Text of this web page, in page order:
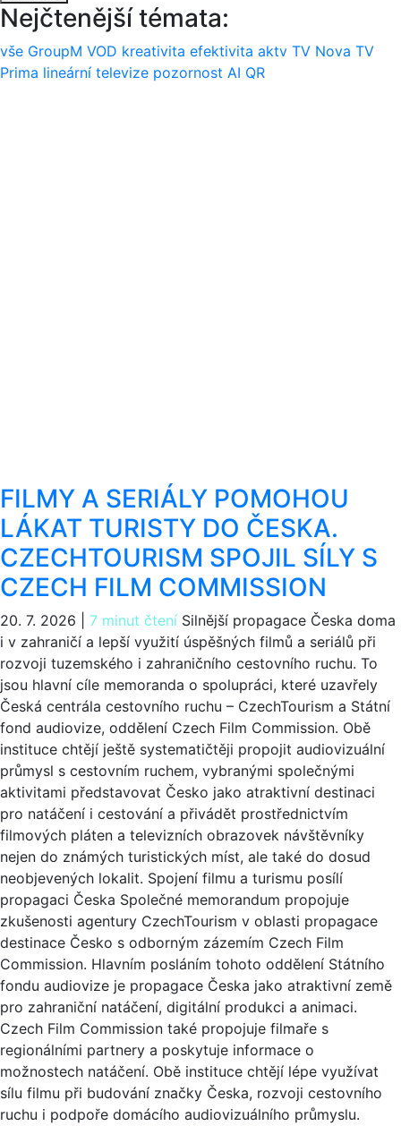
Nejčtenější témata:
vše GroupM VOD kreativita efektivita aktv TV Nova TV
Prima lineární televize pozornost AI QR
FILMY A SERIÁLY POMOHOU
LÁKAT TURISTY DO ČESKA.
CZECHTOURISM SPOJIL SÍLY S
CZECH FILM COMMISSION
20. 7. 2026 7 minut čtení Silnější propagace Česka doma
i v zahraničí a lepší využití úspěšných filmů a seriálů při
rozvoji tuzemského i zahraničního cestovního ruchu. To
jsou hlavní cíle memoranda o spolupráci, které uzavřely
Česká centrála cestovního ruchu – CzechTourism a Státní
fond audiovize, oddělení Czech Film Commission. Obě
instituce chtějí ještě systematičtěji propojit audiovizuální
průmysl s cestovním ruchem, vybranými společnými
aktivitami představovat Česko jako atraktivní destinaci
pro natáčení i cestování a přivádět prostřednictvím
filmových pláten a televizních obrazovek návštěvníky
nejen do známých turistických míst, ale také do dosud
neobjevených lokalit. Spojení filmu a turismu posílí
propagaci Česka Společné memorandum propojuje
zkušenosti agentury CzechTourism v oblasti propagace
destinace Česko s odborným zázemím Czech Film
Commission. Hlavním posláním tohoto oddělení Státního
fondu audiovize je propagace Česka jako atraktivní země
pro zahraniční natáčení, digitální produkci a animaci.
Czech Film Commission také propojuje filmaře s
regionálními partnery a poskytuje informace o
možnostech natáčení. Obě instituce chtějí lépe využívat
sílu filmu při budování značky Česka, rozvoji cestovního
ruchu i podpoře domácího audiovizuálního průmyslu.